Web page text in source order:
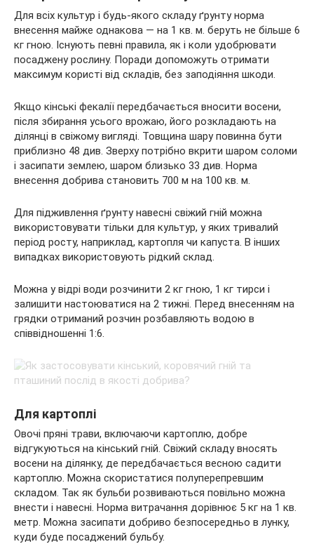
Для всіх культур і будь-якого складу ґрунту норма
внесення майже однакова — на 1 кв. м. беруть не більше 6
кг гною. Існують певні правила, як і коли удобрювати
посаджену рослину. Поради допоможуть отримати
максимум користі від складів, без заподіяння шкоди.
Якщо кінські фекалії передбачається вносити восени,
після збирання усього врожаю, його розкладають на
ділянці в свіжому вигляді. Товщина шару повинна бути
приблизно 48 див. Зверху потрібно вкрити шаром соломи
і засипати землею, шаром близько 33 див. Норма
внесення добрива становить 700 м на 100 кв. м.
Для підживлення ґрунту навесні свіжий гній можна
використовувати тільки для культур, у яких тривалий
період росту, наприклад, картопля чи капуста. В інших
випадках використовують рідкий склад.
Можна у відрі води розчинити 2 кг гною, 1 кг тирси і
залишити настоюватися на 2 тижні. Перед внесенням на
грядки отриманий розчин розбавляють водою в
співвідношенні 1:6.
Для картоплі
Овочі пряні трави, включаючи картоплю, добре
відгукуються на кінський гній. Свіжий складу вносять
восени на ділянку, де передбачається весною садити
картоплю. Можна скористатися полуперепревшим
складом. Так як бульби розвиваються повільно можна
внести і навесні. Норма витрачання дорівнює 5 кг на 1 кв.
метр. Можна засипати добриво безпосередньо в лунку,
куди буде посаджений бульбу.